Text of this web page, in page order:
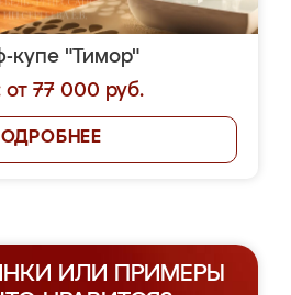
купе "Тимор"
от 77 000 руб.
ИЛИ ПРИМЕРЫ